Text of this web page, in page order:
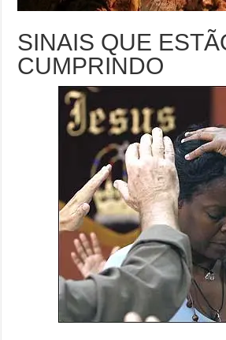
SINAIS QUE
CUMPRINDO